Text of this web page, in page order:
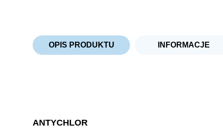
OPIS PRODUKTU INFORMACJE
ANTYCHLOR